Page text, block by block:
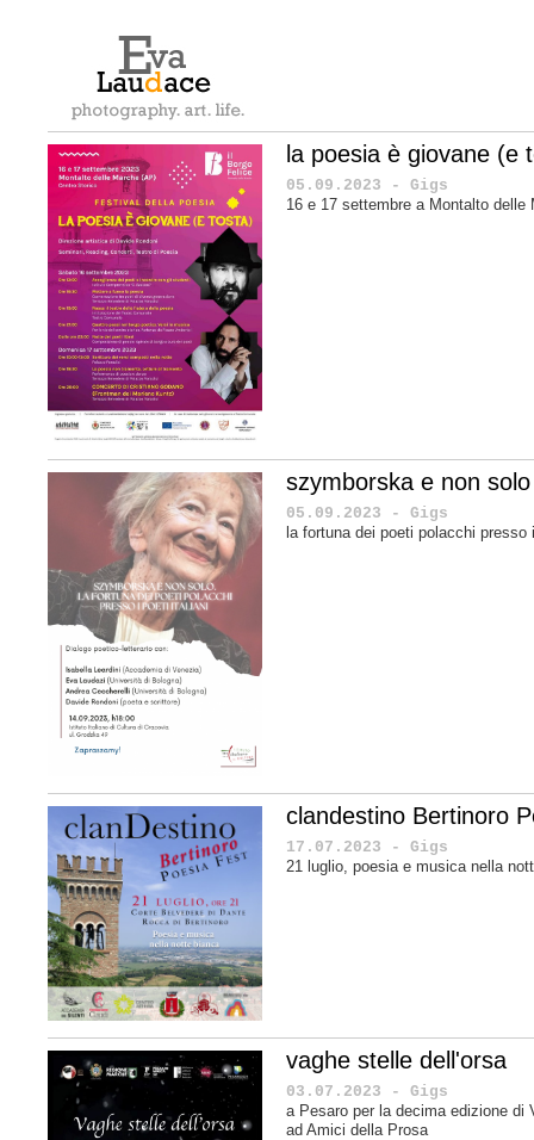
la poesia è giovane (e
05.09.2023 - Gigs
16 e 17 settembre a Montalto delle
szymborska e non solo
05.09.2023 - Gigs
la fortuna dei poeti polacchi presso
clandestino Bertinoro
17.07.2023 - Gigs
21 luglio, poesia e musica nella
vaghe stelle dell'orsa
03.07.2023 - Gigs
a Pesaro per la decima edizione di
ad Amici della Prosa